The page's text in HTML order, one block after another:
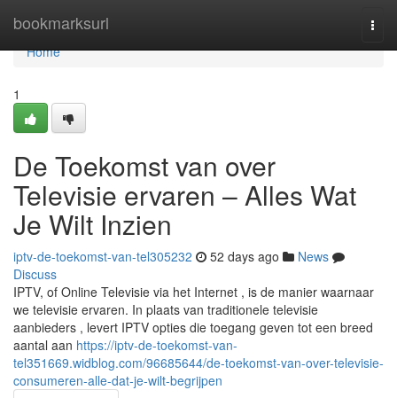
bookmarksurl
Home
Home
1
De Toekomst van over
Televisie ervaren – Alles Wat
Je Wilt Inzien
iptv-de-toekomst-van-tel305232 52 days ago
News
Discuss
IPTV, of Online Televisie via het Internet , is de manier waarnaar
we televisie ervaren. In plaats van traditionele televisie
aanbieders , levert IPTV opties die toegang geven tot een breed
aantal aan https://iptv-de-toekomst-van-
tel351669.widblog.com/96685644/de-toekomst-van-over-televisie-
consumeren-alle-dat-je-wilt-begrijpen